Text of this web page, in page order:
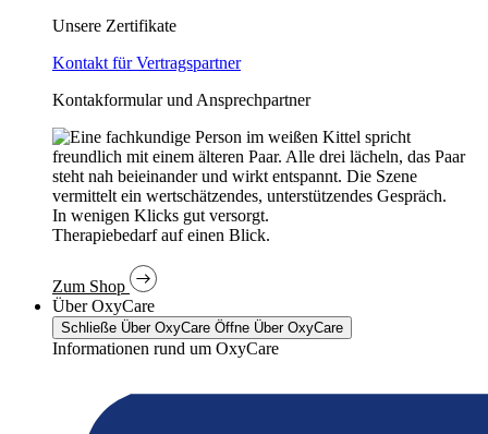
Unsere Zertifikate
Kontakt für Vertragspartner
Kontakformular und Ansprechpartner
In wenigen Klicks gut versorgt.
Therapiebedarf auf einen Blick.
Zum Shop
Über OxyCare
Schließe Über OxyCare Öffne Über OxyCare
Informationen rund um OxyCare